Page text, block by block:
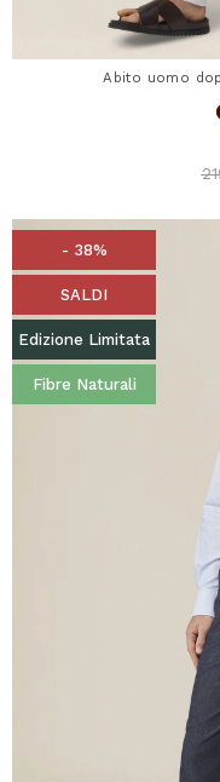
Abito uomo
- 38%
SALDI
Edizione Limitata
Fibre Naturali